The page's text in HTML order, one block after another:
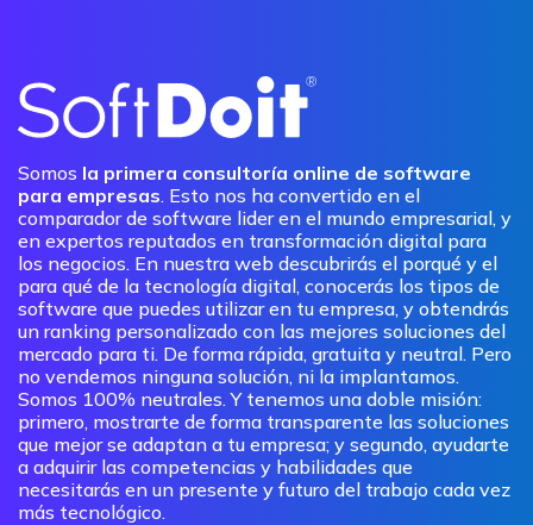
Somos la primera consultoría online de software
para empresas. Esto nos ha convertido en el
comparador de software lider en el mundo empresarial, y
en expertos reputados en transformación digital para
los negocios. En nuestra web descubrirás el porqué y el
para qué de la tecnología digital, conocerás los tipos de
software que puedes utilizar en tu empresa, y obtendrás
un ranking personalizado con las mejores soluciones del
mercado para ti. De forma rápida, gratuita y neutral. Pero
no vendemos ninguna solución, ni la implantamos.
Somos 100% neutrales. Y tenemos una doble misión:
primero, mostrarte de forma transparente las soluciones
que mejor se adaptan a tu empresa; y segundo, ayudarte
a adquirir las competencias y habilidades que
necesitarás en un presente y futuro del trabajo cada vez
más tecnológico.